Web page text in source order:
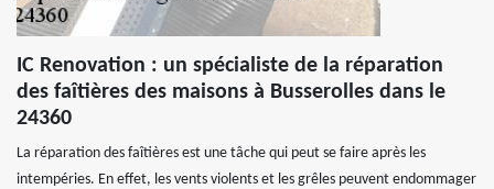
IC Renovation : un spécialiste de la réparation
des faîtières des maisons à Busserolles dans le
24360
La réparation des faîtières est une tâche qui peut se faire après les
intempéries. En effet, les vents violents et les grêles peuvent endommager